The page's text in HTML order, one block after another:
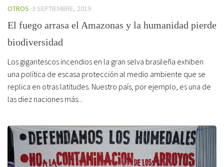
OTROS 3 SEPTIEMBRE, 2019
El fuego arrasa el Amazonas y la humanidad pierde
biodiversidad
Los gigantescos incendios en la gran selva brasileña exhiben
una política de escasa protección al medio ambiente que se
replica en otras latitudes. Nuestro país, por ejemplo, es una de
las diez naciones más...